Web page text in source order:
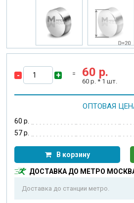
60 р.
60 р. * 1 шт.
- +
ОПТОВАЯ
60 р.
57 р.
В корзину
ДОСТАВКА ДО МЕТРО
Доставка до станции метро.